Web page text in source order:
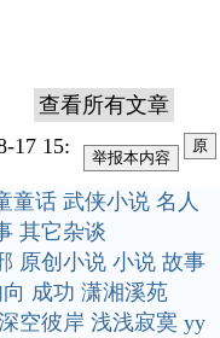
查看所有文章
17 15:
原
童话 武侠小说 名人
其它杂谈
原创小说 小说 故事
成功 潇湘溪苑
空彼岸 浅浅寂寞 yy